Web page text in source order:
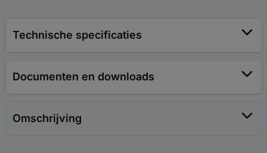
Technische specificaties
Documenten en downloads
Omschrijving